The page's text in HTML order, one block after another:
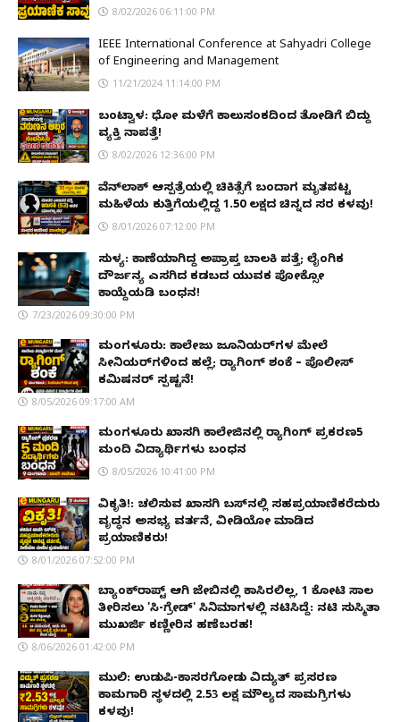
8/02/2026 06:11:00 PM
IEEE International Conference at Sahyadri College
of Engineering and Management
11/21/2024 11:14:00 PM
ಬಂಟ್ವಾಳ: ಧೋ ಮಳೆಗೆ ಕಾಲುಸಂಕದಿಂದ ತೋಡಿಗೆ ಬಿದ್ದು
ವ್ಯಕ್ತಿ ನಾಪತ್ತೆ!
8/02/2026 12:36:00 PM
ವೆನ್‌ಲಾಕ್ ಆಸ್ಪತ್ರೆಯಲ್ಲಿ ಚಿಕಿತ್ಸೆಗೆ ಬಂದಾಗ ಮೃತಪಟ್ಟ
ಮಹಿಳೆಯ ಕುತ್ತಿಗೆಯಲ್ಲಿದ್ದ ₹1.50 ಲಕ್ಷದ ಚಿನ್ನದ ಸರ ಕಳವು!
8/01/2026 07:12:00 PM
ಸುಳ್ಯ: ಕಾಣೆಯಾಗಿದ್ದ ಅಪ್ರಾಪ್ತ ಬಾಲಕಿ ಪತ್ತೆ; ಲೈಂಗಿಕ
ದೌರ್ಜನ್ಯ ಎಸಗಿದ ಕಡಬದ ಯುವಕ ಪೋಕ್ಸೋ
ಕಾಯ್ದೆಯಡಿ ಬಂಧನ!
7/23/2026 09:30:00 PM
ಮಂಗಳೂರು: ಕಾಲೇಜು ಜೂನಿಯರ್‌ಗಳ ಮೇಲೆ
ಸೀನಿಯರ್‌ಗಳಿಂದ ಹಲ್ಲೆ; ರ‌್ಯಾಗಿಂಗ್ ಶಂಕೆ – ಪೊಲೀಸ್
ಕಮಿಷನರ್ ಸ್ಪಷ್ಟನೆ!
8/05/2026 09:17:00 AM
ಮಂಗಳೂರು ಖಾಸಗಿ ಕಾಲೇಜಿನಲ್ಲಿ ರ‌್ಯಾಗಿಂಗ್ ಪ್ರಕರಣ5
ಮಂದಿ ವಿದ್ಯಾರ್ಥಿಗಳು ಬಂಧನ
8/05/2026 10:41:00 PM
ವಿಕೃತಿ!: ಚಲಿಸುವ ಖಾಸಗಿ ಬಸ್‌ನಲ್ಲಿ ಸಹಪ್ರಯಾಣಿಕರೆದುರು
ವೃದ್ಧನ ಅಸಭ್ಯ ವರ್ತನೆ, ವೀಡಿಯೋ ಮಾಡಿದ
ಪ್ರಯಾಣಿಕರು!
8/01/2026 07:52:00 PM
ಬ್ಯಾಂಕ್‌ರಾಪ್ಟ್‌ ಆಗಿ ಜೇಬಿನಲ್ಲಿ ಕಾಸಿರಲಿಲ್ಲ, ₹1 ಕೋಟಿ ಸಾಲ
ತೀರಿಸಲು 'ಸಿ-ಗ್ರೇಡ್' ಸಿನಿಮಾಗಳಲ್ಲಿ ನಟಿಸಿದ್ದೆ: ನಟಿ ಸುಸ್ಮಿತಾ
ಮುಖರ್ಜಿ ಕಣ್ಣೀರಿನ ಹಣೆಬರಹ!
8/06/2026 01:42:00 PM
ಮುಲ್ಕಿ: ಉಡುಪಿ-ಕಾಸರಗೋಡು ವಿದ್ಯುತ್ ಪ್ರಸರಣ
ಕಾಮಗಾರಿ ಸ್ಥಳದಲ್ಲಿ ₹2.53 ಲಕ್ಷ ಮೌಲ್ಯದ ಸಾಮಗ್ರಿಗಳು
ಕಳವು!